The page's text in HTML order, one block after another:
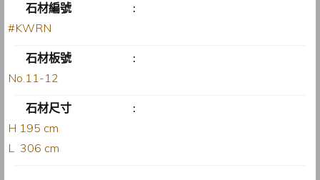
石材編號
:
#KWRN
石材板號
:
No.11-12
石材尺寸
:
H 195 cm
L 306 cm